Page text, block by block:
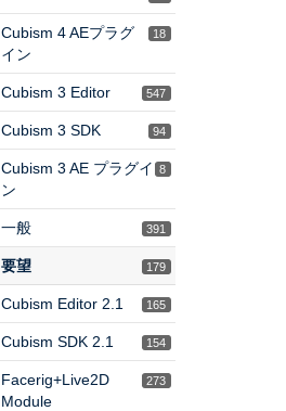
18
Cubism 4 AEプラグ
イン
547
Cubism 3 Editor
94
Cubism 3 SDK
8
Cubism 3 AE プラグイ
ン
391
一般
179
要望
165
Cubism Editor 2.1
154
Cubism SDK 2.1
273
Facerig+Live2D
Module